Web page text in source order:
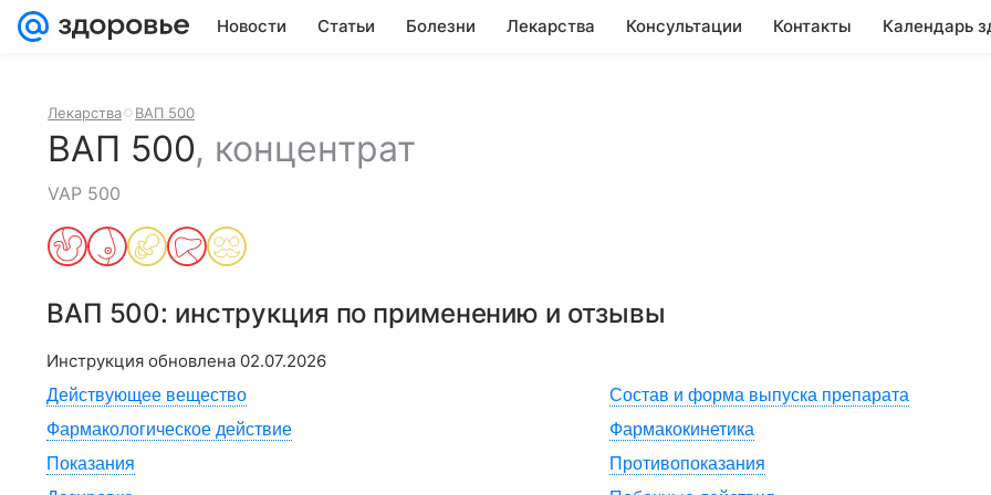
Новости Статьи Болезни Лекарства Консультации Контакты Календарь
Лекарства ВАП 500
ВАП 500, концентрат
VAP 500
ВАП 500: инструкция по применению и отзывы
Инструкция обновлена 02.07.2026
Действующее вещество
Состав и форма выпуска препарата
Фармакологическое действие
Фармакокинетика
Показания
Противопоказания